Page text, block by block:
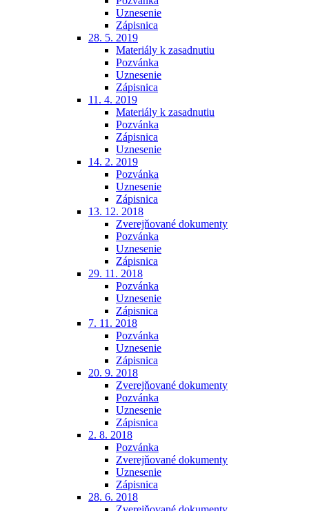
Uznesenie
Zápisnica
28. 5. 2019
Materiály k zasadnutiu
Pozvánka
Uznesenie
Zápisnica
11. 4. 2019
Materiály k zasadnutiu
Pozvánka
Zápisnica
Uznesenie
14. 2. 2019
Pozvánka
Uznesenie
Zápisnica
13. 12. 2018
Zverejňované dokumenty
Pozvánka
Uznesenie
Zápisnica
29. 11. 2018
Pozvánka
Uznesenie
Zápisnica
7. 11. 2018
Pozvánka
Uznesenie
Zápisnica
20. 9. 2018
Zverejňované dokumenty
Pozvánka
Uznesenie
Zápisnica
2. 8. 2018
Pozvánka
Zverejňované dokumenty
Uznesenie
Zápisnica
28. 6. 2018